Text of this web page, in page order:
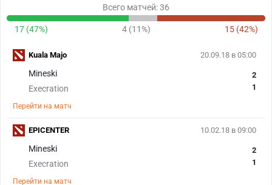
Всего матчей: 36
17 (47%) 4 (11%) 15 (42%)
20.09.18 в 05:00
Mineski
Execration
2
1
Перейти на матч
Kuala Majo
10.02.18 в 09:00
Mineski
Execration
2
1
Перейти на матч
EPICENTER